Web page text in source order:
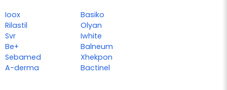
Ioox
Rilastil
Svr
Be+
Sebamed
A-derma
Basiko
Olyan
Iwhite
Balneum
Xhekpon
Bactinel